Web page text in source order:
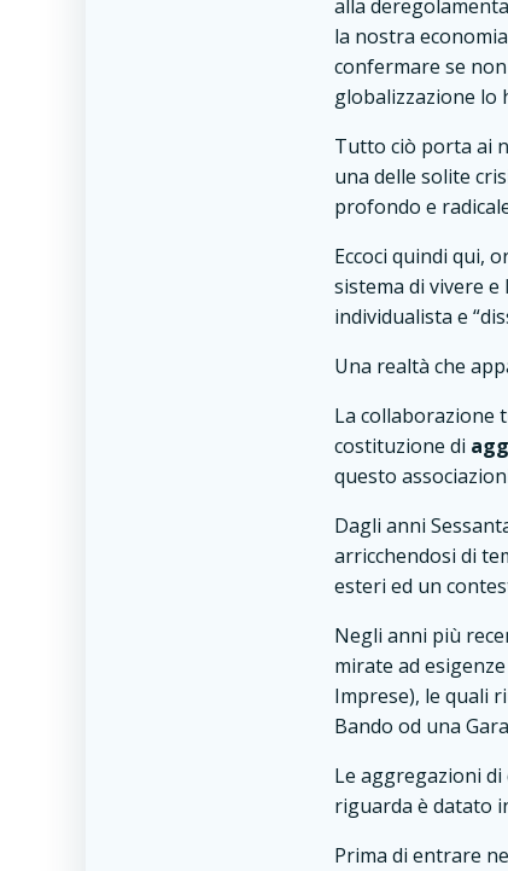
alla
la nostra
confermare se
globalizzazione lo
Tutto ciò porta ai
una delle solite
profondo e
Eccoci quindi qui,
sistema di vivere
individualista e
Una realtà che
La collaborazione
costituzione di
questo
Dagli anni
arricchendosi di
esteri ed un
Negli anni più
mirate ad
Imprese), le quali
Bando od una
Le aggregazioni di
riguarda è datato
Prima di entrare